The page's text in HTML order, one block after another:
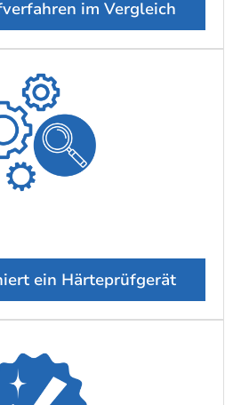
im Vergleich
ein Härteprüfgerät